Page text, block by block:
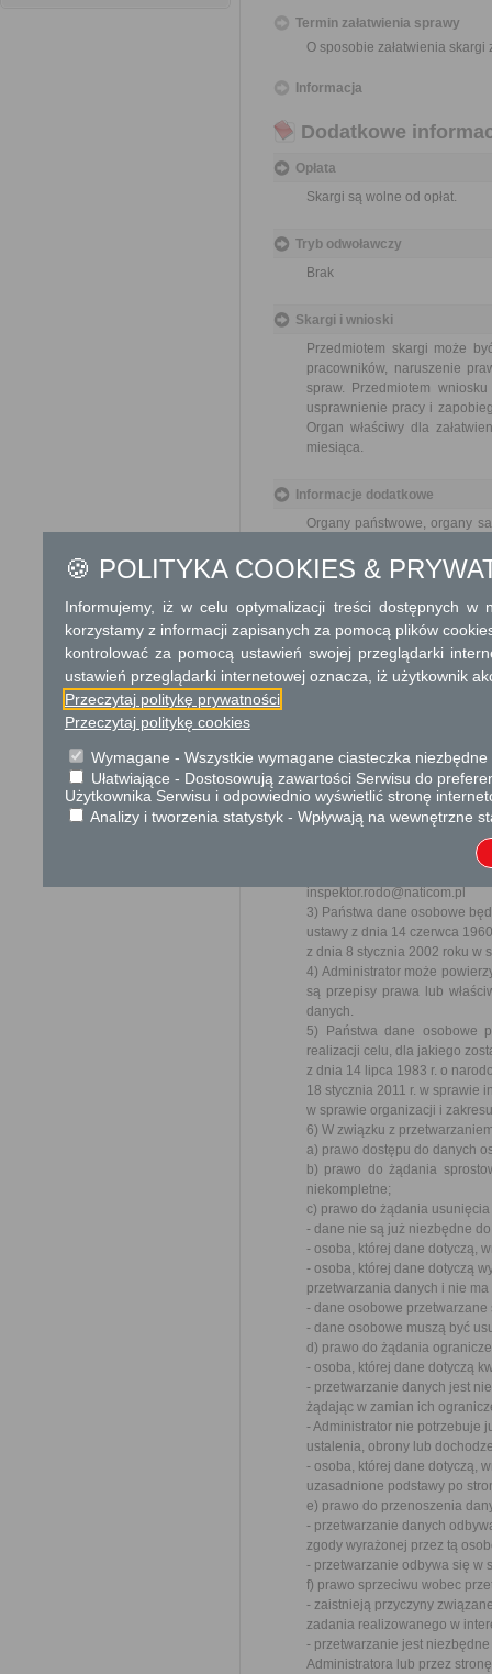
Termin załatwienia sprawy
O sposobie załatwienia
Informacja
Dodatkowe
Opłata
Skargi są wolne od opłat.
Tryb odwoławczy
Brak
Skargi i wnioski
Przedmiotem skargi może
pracowników, naruszenie
spraw. Przedmiotem
usprawnienie pracy i
Organ właściwy dla
miesiąca.
Informacje dodatkowe
Organy państwowe, organy
Ustawa z dnia 14
Rozporządzenie
skarg i wniosków (Dz.
W związku z realizacją
2016 r. w sprawie ochrony
przepływu takich danych
informujemy o zasadach
1) Administratorem Państwa
2) Administrator
inspektor.rodo@naticom.pl
3) Państwa dane osobowe
ustawy z dnia 14 czerwca
z dnia 8 stycznia 2002 roku w
4) Administrator może
są przepisy prawa lub
danych.
5) Państwa dane osobowe
realizacji celu, dla jakiego
z dnia 14 lipca 1983 r. o
18 stycznia 2011 r. w sprawie
w sprawie organizacji i
6) W związku z
a) prawo dostępu do danych
b) prawo do żądania
niekompletne;
c) prawo do żądania
- dane nie są już niezbędne
- osoba, której dane dotyczą,
- osoba, której dane dotyczą
przetwarzania danych i nie
- dane osobowe
- dane osobowe muszą być
d) prawo do żądania
- osoba, której dane dotyczą
- przetwarzanie danych jest
żądając w zamian ich
- Administrator nie potrzebuje
ustalenia, obrony lub
- osoba, której dane dotyczą,
uzasadnione podstawy po
e) prawo do przenoszenia
- przetwarzanie danych
zgody wyrażonej przez tą
- przetwarzanie odbywa się w
f) prawo sprzeciwu wobec
- zaistnieją przyczyny
zadania realizowanego w
- przetwarzanie jest
Administratora lub przez
🍪 POLITYKA COOKIES &
Informujemy, iż w celu optymalizacji treści dostępnych w
korzystamy z informacji zapisanych za pomocą plików
kontrolować za pomocą ustawień swojej przeglądarki
ustawień przeglądarki internetowej oznacza, iż użytkownik
Przeczytaj politykę prywatności
Przeczytaj politykę cookies
Wymagane - Wszystkie wymagane ciasteczka
Ułatwiające - Dostosowują zawartości Serwisu do
Użytkownika Serwisu i odpowiednio wyświetlić stronę
Analizy i tworzenia statystyk - Wpływają na wewnętrzne